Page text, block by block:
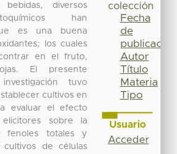
diversos
han
es una buena
los cuales
en el fruto,
El presente
tuvo
cultivos en
evaluar el efecto
sobre la
fenoles totales y
cultivos de células
colección
Fecha
de
publicación
Autor
Título
Materia
Tipo
Usuario
Acceder